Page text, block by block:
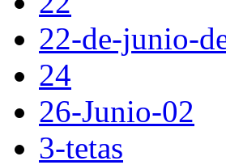
22-de-junio-
24
26-Junio-02
3-tetas